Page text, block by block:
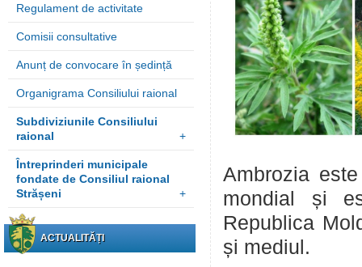
Regulament de activitate
Comisii consultative
Anunț de convocare în ședință
Organigrama Consiliului raional
Subdiviziunile Consiliului
raional
+
Întreprinderi municipale
fondate de Consiliul raional
Strășeni
+
ACTUALITĂȚI
Ambrozia
mondial și
Republica
și mediul.